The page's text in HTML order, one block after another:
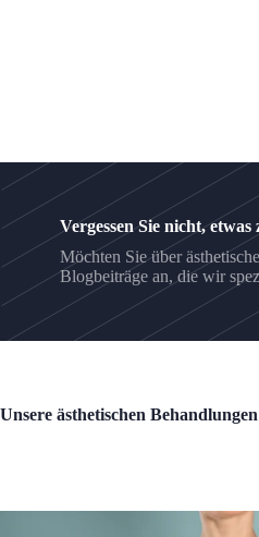
Vergessen Sie nicht,
Möchten Sie über
Blogbeiträge an, die wir
Unsere ästhetischen Behandlungen